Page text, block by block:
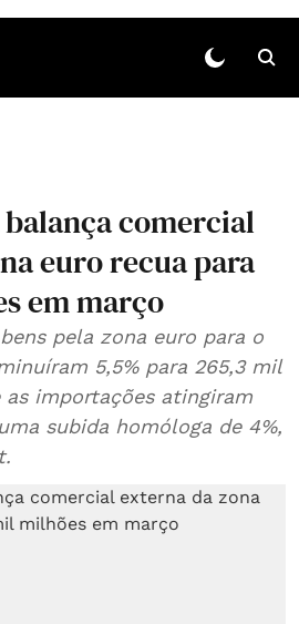
comercial
euro recua para
em março
pela zona euro para o
5,5% para 265,3 mil
as importações atingiram
subida homóloga de 4%,